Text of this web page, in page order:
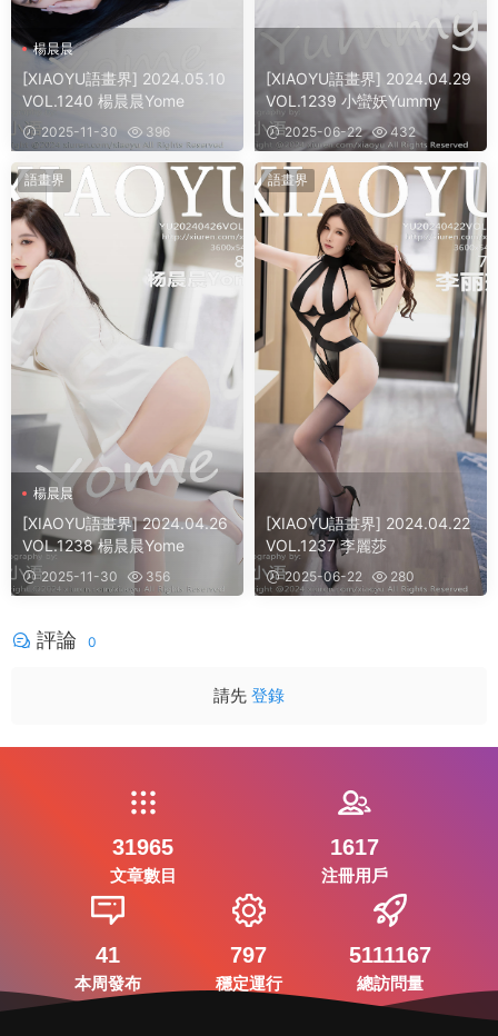
楊晨晨
[XIAOYU語畫界] 2024.05.10
VOL.1240 楊晨晨Yome
2025-11-30 396
[XIAOYU語畫界] 2024.04.29
VOL.1239 小蠻妖Yummy
2025-06-22 432
語畫界
楊晨晨
[XIAOYU語畫界] 2024.04.26
VOL.1238 楊晨晨Yome
2025-11-30 356
語畫界
[XIAOYU語畫界] 2024.04.22
VOL.1237 李麗莎
2025-06-22 280
評論 0
請先 登錄
31965
文章數目
1617
注冊用戶
41
本周發布
797
穩定運行
5111167
總訪問量